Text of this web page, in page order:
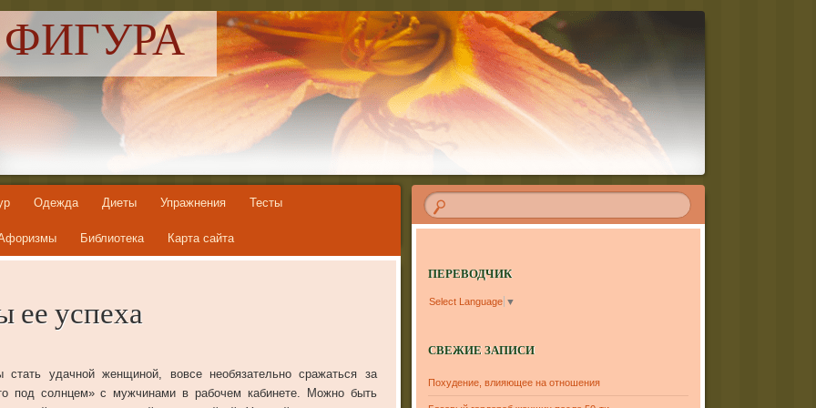
Одежда Диеты Упражнения Тесты
Библиотека Карта сайта
ее успеха
стать удачной женщиной, вовсе необязательно сражаться за
под солнцем» с мужчинами в рабочем кабинете. Можно быть
ПЕРЕВОДЧИК
Select Language ▼
СВЕЖИЕ ЗАПИСИ
Похудение, влияющее на отношения